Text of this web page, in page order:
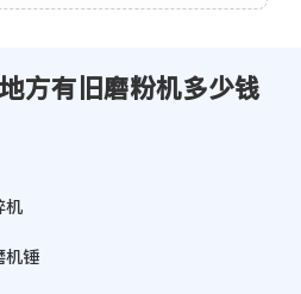
方有旧磨粉机多少钱
机
机锤